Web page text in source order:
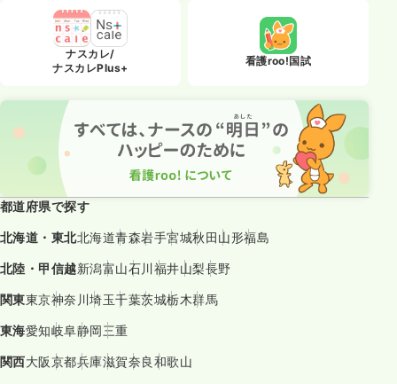
ナスカレ/
ナスカレPlus+
看護roo!国試
都道府県で探す
北海道・東北北海道青森岩手宮城秋田山形福島
北陸・甲信越新潟富山石川福井山梨長野
関東東京神奈川埼玉千葉茨城栃木群馬
東海愛知岐阜静岡三重
関西大阪京都兵庫滋賀奈良和歌山